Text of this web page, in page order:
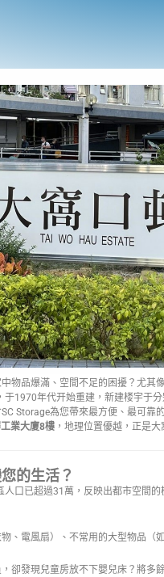
物品爆滿、空間不足的困擾？尤其
1970年代开始重建，新建楼宇于
Storage為您帶來最方便、最可靠
業大廈8樓 ，地理位置優越，正是
的生活？
口已超過31萬，反映出都市空間
物、電風扇）、不常用的大型物品（
，卻發現兒童房放不下嬰兒床？將多